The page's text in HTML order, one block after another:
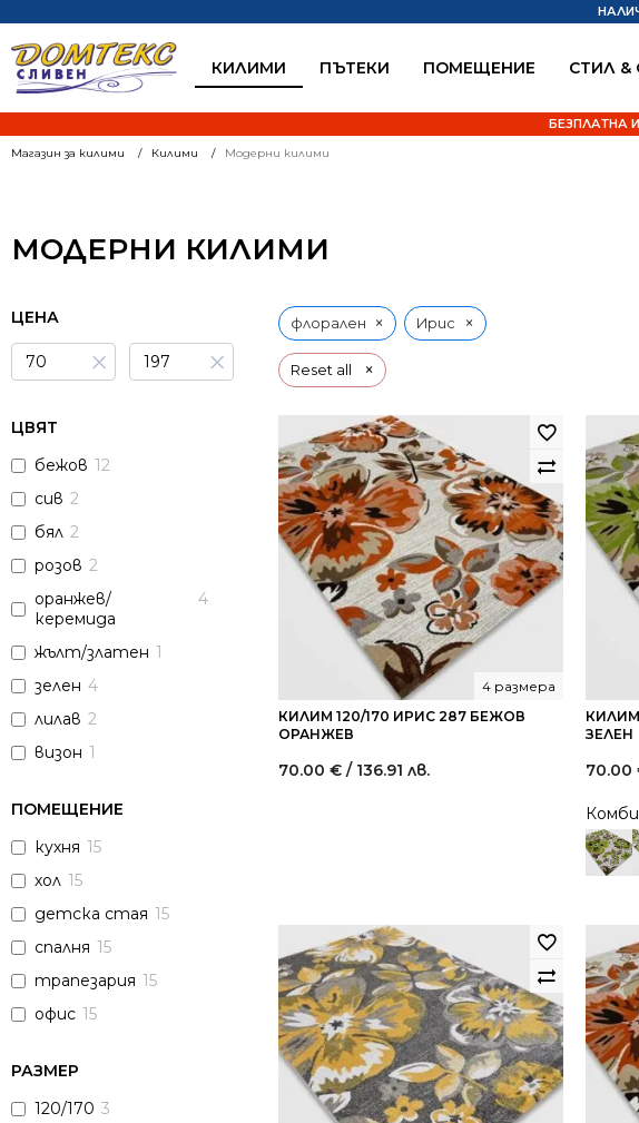
КИЛИМИ ПЪТЕКИ ПОМЕЩЕНИЕ СТИЛ
БЕЗПЛАТНА
Магазин за килими Килими Модерни килими
МОДЕРНИ КИЛИМИ
ЦЕНА
× ×
ЦВЯТ
бежов 12
сив 2
бял 2
розов 2
оранжев/
керемида
4
жълт/златен 1
зелен 4
лилав 2
визон 1
ПОМЕЩЕНИЕ
кухня 15
хол 15
детска стая 15
спалня 15
трапезария 15
офис 15
РАЗМЕР
120/170 3
Reset all ×
флорален × Ирис ×
КИЛИМ 120/170 ИРИС 287 БЕЖОВ
ОРАНЖЕВ
4 размера
70.00 € / 136.91 лв.
КИЛИМ
ЗЕЛЕН
70.00